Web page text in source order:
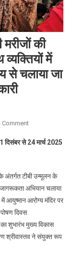
मरीजों की
में
से चलाया जा
CommentOn
टीबी
खोजने,
टीबी
मरीजों
मृत्यु
दर
दिसंबर से 24 मार्च 2025
अंतर्गत टीबी उन्मूलन के
अभियान चलाया
आयुष्मान आरोग्य मंदिर पर
दिवस
शुभारंभ मुख्य विकास
श्रीवास्तव ने संयुक्त रूप